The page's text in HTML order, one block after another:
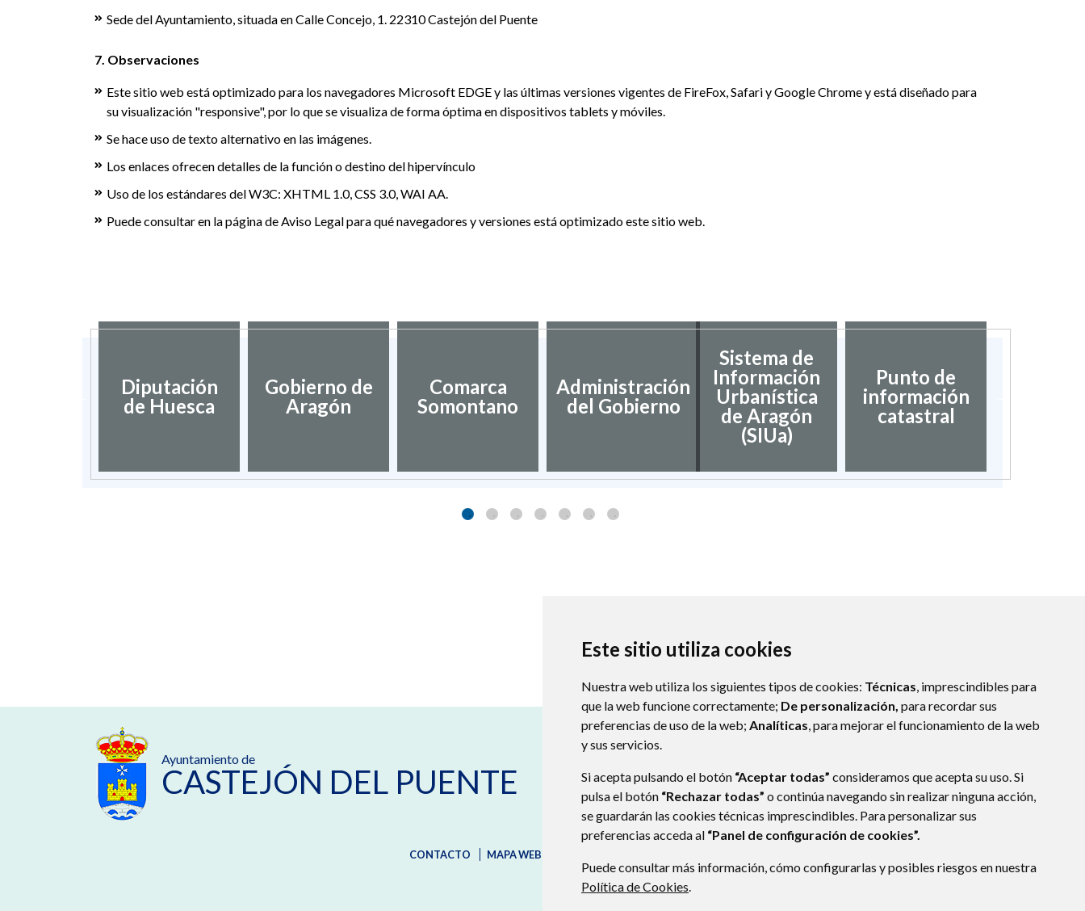
Este sitio utiliza cookies
Nuestra web utiliza los siguientes tipos de cookies: Técnicas, imprescindibles para
que la web funcione correctamente; De personalización, para recordar sus
preferencias de uso de la web; Analíticas, para mejorar el funcionamiento de la web
y sus servicios.
Si acepta pulsando el botón “Aceptar todas” consideramos que acepta su uso. Si
pulsa el botón “Rechazar todas” o continúa navegando sin realizar ninguna acción,
se guardarán las cookies técnicas imprescindibles. Para personalizar sus
preferencias acceda al “Panel de configuración de cookies”.
Puede consultar más información, cómo configurarlas y posibles riesgos en nuestra
Política de Cookies.
Sede del Ayuntamiento, situada en Calle Concejo, 1. 22310 Castejón del Puente
7. Observaciones
Este sitio web está optimizado para los navegadores Microsoft EDGE y las últimas versiones vigentes de FireFox, Safari y Google Chrome y está diseñado para
su visualización "responsive", por lo que se visualiza de forma óptima en dispositivos tablets y móviles.
Se hace uso de texto alternativo en las imágenes.
Los enlaces ofrecen detalles de la función o destino del hipervínculo
Uso de los estándares del W3C: XHTML 1.0, CSS 3.0, WAI AA.
Puede consultar en la página de Aviso Legal para qué navegadores y versiones está optimizado este sitio web.
Diputación
de Huesca
Gobierno de
Aragón
Comarca
Somontano
Administración
del Gobierno
Sistema de
Información
Urbanística
de Aragón
(SIUa)
Punto de
información
catastral
Ayuntamiento de
CASTEJÓN DEL PUENTE
Calle del Concejo número 1
974 404 466
974 404 558
ayuntamiento@castejondelpuente.es
CONTACTO MAPA WEB